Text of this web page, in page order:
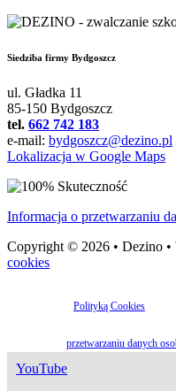
Siedziba firmy Bydgoszcz
ul. Gładka 11
85-150 Bydgoszcz
tel. 662 742 183
e-mail: bydgoszcz@dezino.pl
Lokalizacja w Google Maps
Informacja o przetwarzaniu
Copyright © 2026 • Dezino •
cookies
Polityką Cookies
przetwarzaniu danych
YouTube